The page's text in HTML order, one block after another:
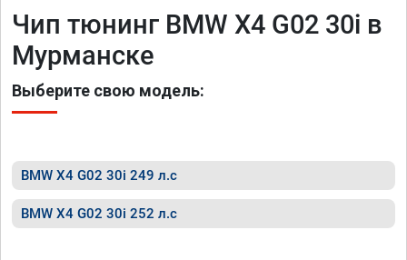
Чип тюнинг BMW X4 G02 30i в
Мурманске
Выберите свою модель:
BMW X4 G02 30i 249 л.с
BMW X4 G02 30i 252 л.с